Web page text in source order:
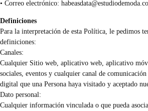
• Correo electrónico:
Definiciones
Para la interpretación de esta Política, le pedimos
definiciones:
Canales:
Cualquier Sitio web, aplicativo web, aplicativo
sociales, eventos y cualquier canal de
digital que una Persona haya visitado y aceptado
Dato personal:
Cualquier información vinculada o que pueda